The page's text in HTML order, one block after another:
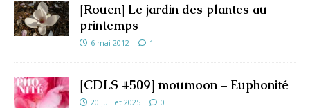
[Rouen] Le jardin des plantes au
printemps
6 mai 2012 1
[CDLS #509] moumoon – Euphonité
20 juillet 2025 0